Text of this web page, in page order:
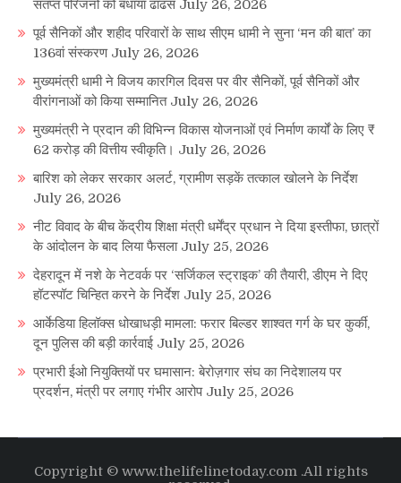
संतप्त परिजनों को बंधाया ढांढस July 26, 2026
पूर्व सैनिकों और शहीद परिवारों के साथ सीएम धामी ने सुना ‘मन की बात’ का
136वां संस्करण July 26, 2026
मुख्यमंत्री धामी ने विजय कारगिल दिवस पर वीर सैनिकों, पूर्व सैनिकों और
वीरांगनाओं को किया सम्मानित July 26, 2026
मुख्यमंत्री ने प्रदान की विभिन्न विकास योजनाओं एवं निर्माण कार्यों के लिए ₹
62 करोड़ की वित्तीय स्वीकृति। July 26, 2026
बारिश को लेकर सरकार अलर्ट, ग्रामीण सड़कें तत्काल खोलने के निर्देश
July 26, 2026
नीट विवाद के बीच केंद्रीय शिक्षा मंत्री धर्मेंद्र प्रधान ने दिया इस्तीफा, छात्रों
के आंदोलन के बाद लिया फैसला July 25, 2026
देहरादून में नशे के नेटवर्क पर ‘सर्जिकल स्ट्राइक’ की तैयारी, डीएम ने दिए
हॉटस्पॉट चिन्हित करने के निर्देश July 25, 2026
आर्केडिया हिलॉक्स धोखाधड़ी मामला: फरार बिल्डर शाश्वत गर्ग के घर कुर्की,
दून पुलिस की बड़ी कार्रवाई July 25, 2026
प्रभारी ईओ नियुक्तियों पर घमासान: बेरोज़गार संघ का निदेशालय पर
प्रदर्शन, मंत्री पर लगाए गंभीर आरोप July 25, 2026
Copyright © www.thelifelinetoday.com .All rights